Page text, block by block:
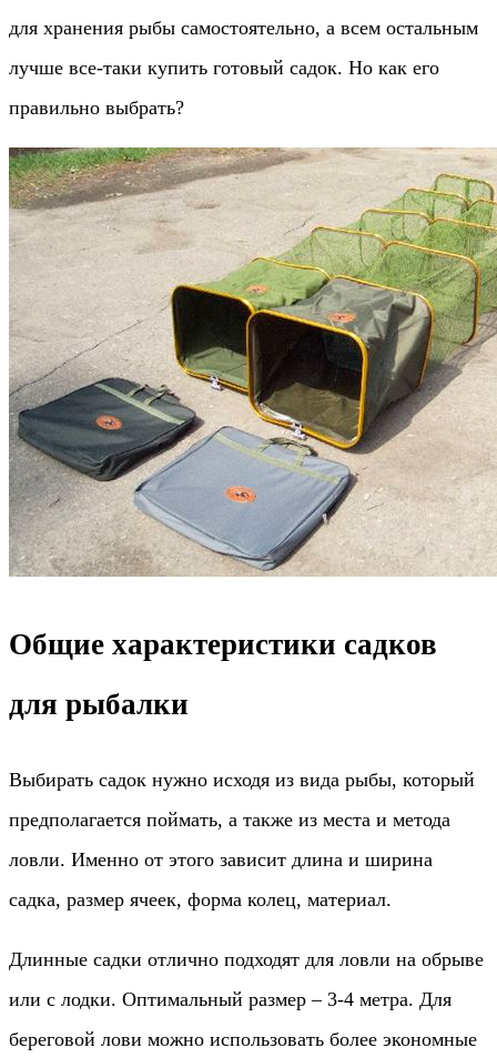
для хранения рыбы самостоятельно, а всем остальным
лучше все-таки купить готовый садок. Но как его
правильно выбрать?
Общие характеристики садков
для рыбалки
Выбирать садок нужно исходя из вида рыбы, который
предполагается поймать, а также из места и метода
ловли. Именно от этого зависит длина и ширина
садка, размер ячеек, форма колец, материал.
Длинные садки отлично подходят для ловли на обрыве
или с лодки. Оптимальный размер – 3-4 метра. Для
береговой лови можно использовать более экономные